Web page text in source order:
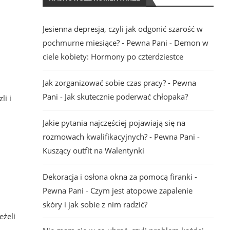
i
Jesienna depresja, czyli jak odgonić szarość w
pochmurne miesiące? - Pewna Pani - Demon w
ciele kobiety: Hormony po czterdziestce
Jak zorganizować sobie czas pracy? - Pewna
Pani - Jak skutecznie poderwać chłopaka?
Jakie pytania najczęściej pojawiają się na
rozmowach kwalifikacyjnych? - Pewna Pani -
Kuszący outfit na Walentynki
Dekoracja i osłona okna za pomocą firanki -
Pewna Pani - Czym jest atopowe zapalenie
skóry i jak sobie z nim radzić?